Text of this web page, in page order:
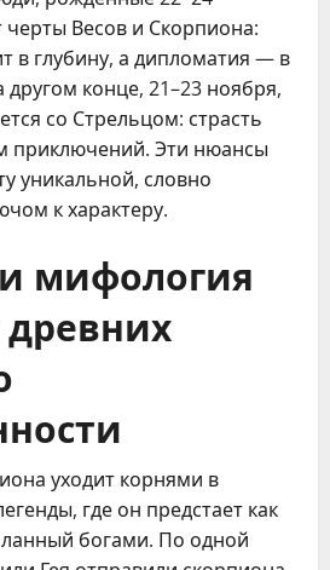
черты Весов и Скорпиона:
в глубину, а дипломатия — в
другом конце, 21–23 ноября,
со Стрельцом: страсть
приключений. Эти нюансы
уникальной, словно
к характеру.
мифология
древних
уходит корнями в
где он предстает как
богами. По одной